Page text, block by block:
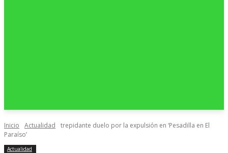
Inicio Actualidad
trepidante duelo por la expulsión en ‘Pesadilla en El
Paraíso’
Actualidad